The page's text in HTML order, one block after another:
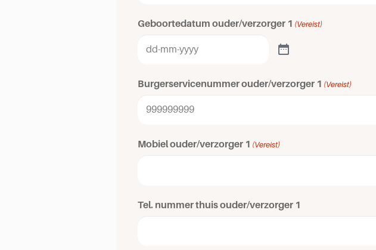
Geboortedatum ouder/verzorger 1 (Vereist)
Burgerservicenummer ouder/verzorger 1 (Vereist)
Mobiel ouder/verzorger 1 (Vereist)
Tel. nummer thuis ouder/verzorger 1